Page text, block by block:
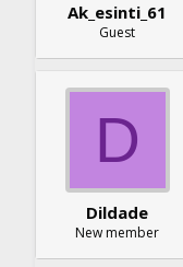
Ak_esinti_61
Guest
D
Dildade
New member